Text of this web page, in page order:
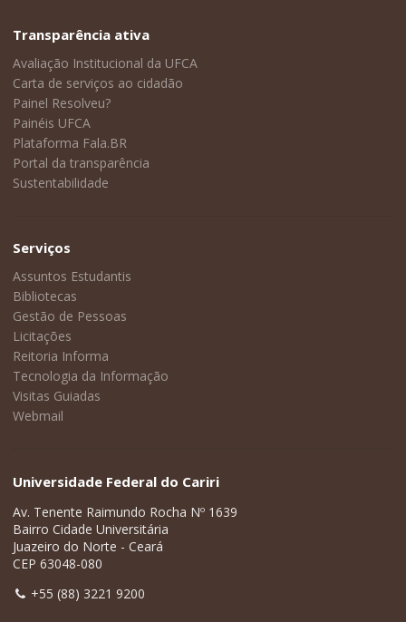
Transparência ativa
Avaliação Institucional da UFCA
Carta de serviços ao cidadão
Painel Resolveu?
Painéis UFCA
Plataforma Fala.BR
Portal da transparência
Sustentabilidade
Serviços
Assuntos Estudantis
Bibliotecas
Gestão de Pessoas
Licitações
Reitoria Informa
Tecnologia da Informação
Visitas Guiadas
Webmail
Universidade Federal do Cariri
Av. Tenente Raimundo Rocha Nº 1639
Bairro Cidade Universitária
Juazeiro do Norte - Ceará
CEP 63048-080
+55 (88) 3221 9200